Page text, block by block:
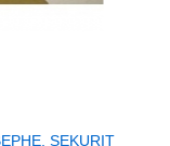
SEKURIT